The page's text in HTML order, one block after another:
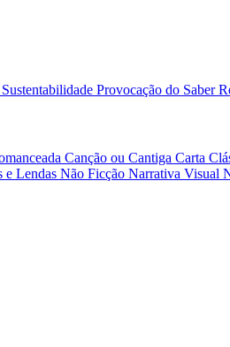
Provocação do Saber
Canção ou Cantiga Carta
e Lendas Não Ficção Narrativa Visual